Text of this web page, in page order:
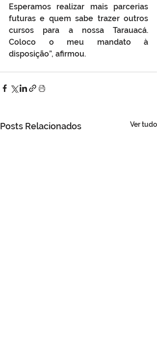
Esperamos realizar mais parcerias
futuras e quem sabe trazer outros
cursos para a nossa Tarauacá.
Coloco o meu mandato à
disposição”, afirmou.
Posts Relacionados Ver tudo